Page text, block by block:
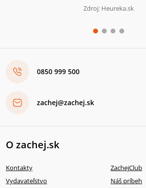
Zdroj: Heureka.sk
0850 999 500
zachej@zachej.sk
O zachej.sk
Kontakty
ZachejClub
Vydavateľstvo
Náš príbeh